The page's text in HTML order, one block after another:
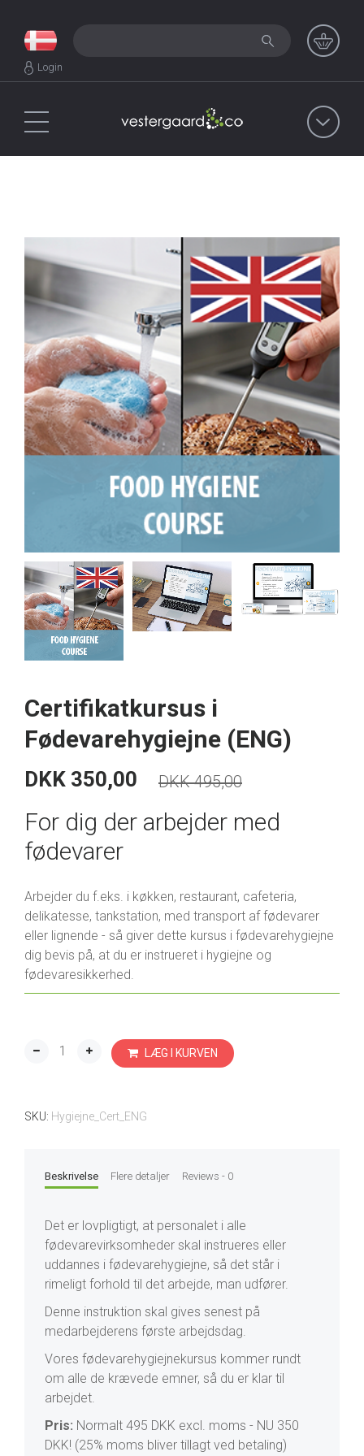
Login
Certifikatkursus i
Fødevarehygiejne (ENG)
DKK 350,00 DKK 495,00
For dig der arbejder med
fødevarer
Arbejder du f.eks. i køkken, restaurant, cafeteria,
delikatesse, tankstation, med transport af fødevarer
eller lignende - så giver dette kursus i fødevarehygiejne
dig bevis på, at du er instrueret i hygiejne og
fødevaresikkerhed.
LÆG I KURVEN
SKU: Hygiejne_Cert_ENG
Beskrivelse Flere detaljer Reviews - 0
Det er lovpligtigt, at personalet i alle
fødevarevirksomheder skal instrueres eller
uddannes i fødevarehygiejne, så det står i
rimeligt forhold til det arbejde, man udfører.
Denne instruktion skal gives senest på
medarbejderens første arbejdsdag.
Vores fødevarehygiejnekursus kommer rundt
om alle de krævede emner, så du er klar til
arbejdet.
Pris: Normalt 495 DKK excl. moms - NU 350
DKK! (25% moms bliver tillagt ved betaling)